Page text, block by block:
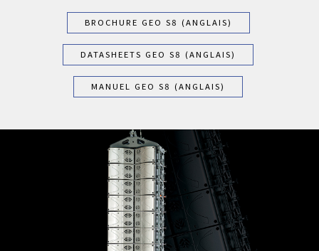
BROCHURE GEO S8 (ANGLAIS)
DATASHEETS GEO S8 (ANGLAIS)
MANUEL GEO S8 (ANGLAIS)